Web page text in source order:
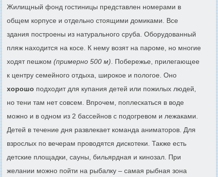
Жилищный фонд гостиницы представлен номерами в
общем корпусе и отдельно стоящими домиками. Все
здания построены из натурального сруба. Оборудованный
пляж находится на косе. К нему возят на пароме, но многие
ходят пешком (примерно 500 м). Побережье, прилегающее
к центру семейного отдыха, широкое и пологое. Оно
хорошо подходит для купания детей или пожилых людей,
но тени там нет совсем. Впрочем, поплескаться в воде
можно и в одном из 2 бассейнов с подогревом и лежаками.
Детей в течение дня развлекает команда аниматоров. Для
взрослых по вечерам проводятся дискотеки. Также есть
детские площадки, сауны, бильярдная и кинозал. При
желании можно пойти на рыбалку – самая рыбная зона